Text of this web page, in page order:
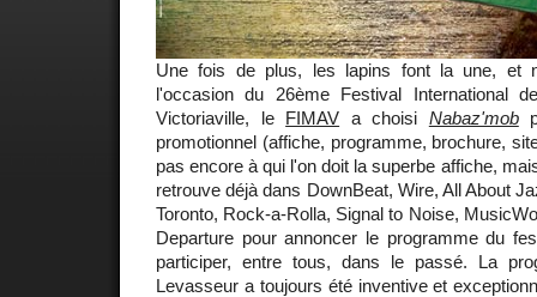
Une fois de plus, les lapins font la une, et
l'occasion du 26ème Festival International
Victoriaville, le FIMAV a choisi Nabaz'mob
promotionnel (affiche, programme, brochure,
pas encore à qui l'on doit la superbe affiche,
retrouve déjà dans DownBeat, Wire, All About
Toronto, Rock-a-Rolla, Signal to Noise,
Departure pour annoncer le programme du
participer, entre tous, dans le passé. La
Levasseur a toujours été inventive et